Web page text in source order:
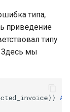
типа,
приведение
типу
Здесь мы
}} AS